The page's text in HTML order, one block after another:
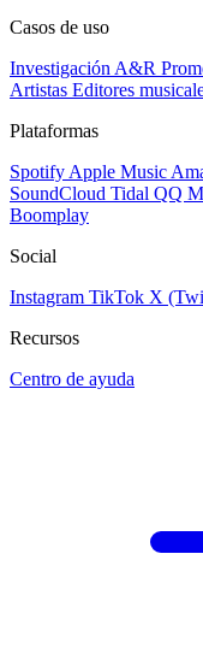
Casos de uso
Investigación A&R
Artistas Editores
Plataformas
Spotify Apple Music
SoundCloud Tidal QQ
Boomplay
Social
Instagram TikTok X
Recursos
Centro de ayuda